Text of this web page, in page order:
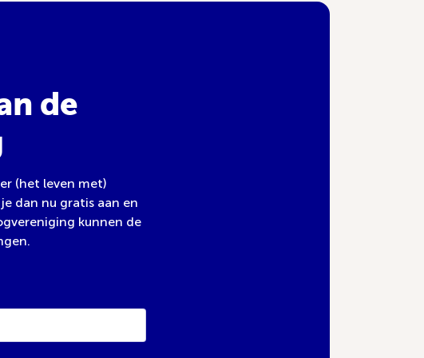
de
(het leven met)
dan nu gratis aan en
kunnen de